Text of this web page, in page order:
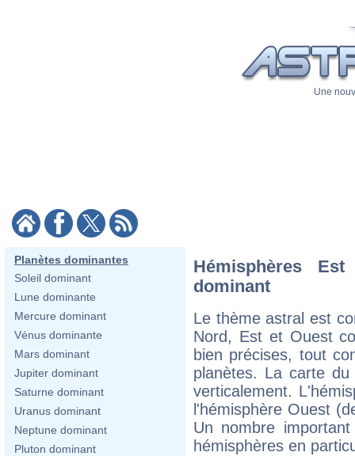
Une
Planètes dominantes
Soleil dominant
Lune dominante
Mercure dominant
Vénus dominante
Mars dominant
Jupiter dominant
Saturne dominant
Uranus dominant
Neptune dominant
Pluton dominant
Hémisphères
dominant
Le thème astral est
Nord, Est et Ouest
bien précises, tout
planètes. La carte
verticalement.
l'hémisphère Ouest
Un nombre
hémisphères en